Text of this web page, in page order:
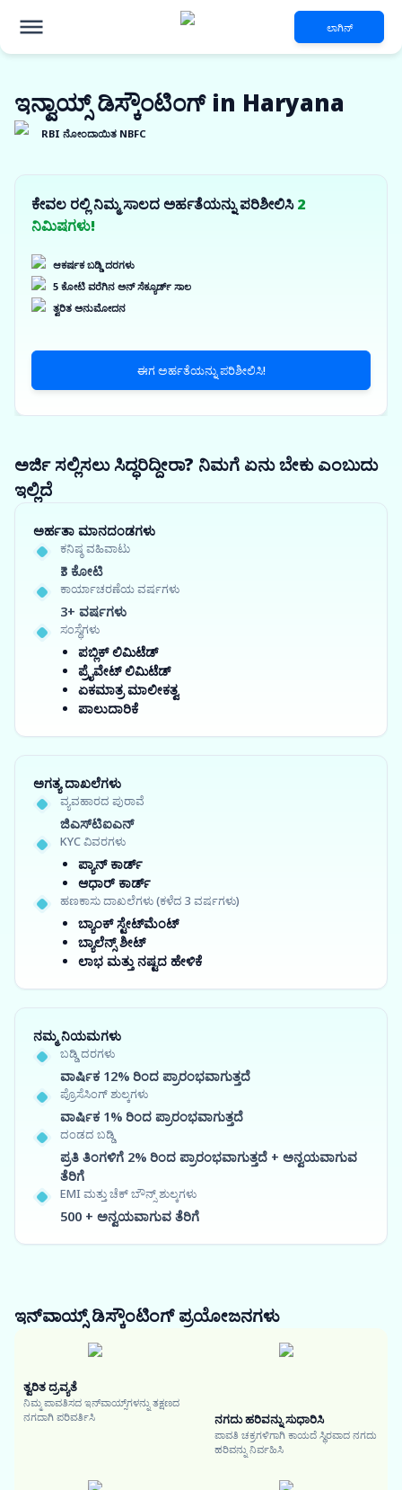
ಲಾಗಿನ್
ಇನ್ವಾಯ್ಸ್ ಡಿಸ್ಕೌಂಟಿಂಗ್ in Haryana
RBI ನೋಂದಾಯಿತ NBFC
ಕೇವಲ ರಲ್ಲಿ ನಿಮ್ಮ ಸಾಲದ ಅರ್ಹತೆಯನ್ನು ಪರಿಶೀಲಿಸಿ2
ನಿಮಿಷಗಳು!
ಆಕರ್ಷಕ ಬಡ್ಡಿ ದರಗಳು
5 ಕೋಟಿ ವರೆಗಿನ ಅನ್ ಸೆಕ್ಯೂರ್ಡ್ ಸಾಲ
ತ್ವರಿತ ಅನುಮೋದನ
ಈಗ ಅರ್ಹತೆಯನ್ನು ಪರಿಶೀಲಿಸಿ!
ಅರ್ಜಿ ಸಲ್ಲಿಸಲು ಸಿದ್ಧರಿದ್ದೀರಾ? ನಿಮಗೆ ಏನು ಬೇಕು ಎಂಬುದು
ಇಲ್ಲಿದೆ
ಅರ್ಹತಾ ಮಾನದಂಡಗಳು
ಕನಿಷ್ಠ ವಹಿವಾಟು
₹3 ಕೋಟಿ
ಕಾರ್ಯಾಚರಣೆಯ ವರ್ಷಗಳು
3+ ವರ್ಷಗಳು
ಸಂಸ್ಥೆಗಳು
ಪಬ್ಲಿಕ್ ಲಿಮಿಟೆಡ್
ಪ್ರೈವೇಟ್ ಲಿಮಿಟೆಡ್
ಏಕಮಾತ್ರ ಮಾಲೀಕತ್ವ
ಪಾಲುದಾರಿಕೆ
ಅಗತ್ಯ ದಾಖಲೆಗಳು
ವ್ಯವಹಾರದ ಪುರಾವೆ
ಜಿಎಸ್‍ಟಿಐಎನ್
KYC ವಿವರಗಳು
ಪ್ಯಾನ್ ಕಾರ್ಡ್
ಆಧಾರ್ ಕಾರ್ಡ್
ಹಣಕಾಸು ದಾಖಲೆಗಳು (ಕಳೆದ 3 ವರ್ಷಗಳು)
ಬ್ಯಾಂಕ್ ಸ್ಟೇಟ್‌ಮೆಂಟ್
ಬ್ಯಾಲೆನ್ಸ್ ಶೀಟ್
ಲಾಭ ಮತ್ತು ನಷ್ಟದ ಹೇಳಿಕೆ
ನಮ್ಮ ನಿಯಮಗಳು
ಬಡ್ಡಿ ದರಗಳು
ವಾರ್ಷಿಕ 12% ರಿಂದ ಪ್ರಾರಂಭವಾಗುತ್ತದೆ
ಪ್ರೊಸೆಸಿಂಗ್ ಶುಲ್ಕಗಳು
ವಾರ್ಷಿಕ 1% ರಿಂದ ಪ್ರಾರಂಭವಾಗುತ್ತದೆ
ದಂಡದ ಬಡ್ಡಿ
ಪ್ರತಿ ತಿಂಗಳಿಗೆ 2% ರಿಂದ ಪ್ರಾರಂಭವಾಗುತ್ತದೆ + ಅನ್ವಯವಾಗುವ
ತೆರಿಗೆ
EMI ಮತ್ತು ಚೆಕ್ ಬೌನ್ಸ್ ಶುಲ್ಕಗಳು
500 + ಅನ್ವಯವಾಗುವ ತೆರಿಗೆ
ಇನ್‌ವಾಯ್ಸ್ ಡಿಸ್ಕೌಂಟಿಂಗ್ಪ್ರಯೋಜನಗಳು
ತ್ವರಿತ ದ್ರವ್ಯತೆ
ನಿಮ್ಮ ಪಾವತಿಸದ ಇನ್‌ವಾಯ್ಸ್‌ಗಳನ್ನು ತಕ್ಷಣದ
ನಗದಾಗಿ ಪರಿವರ್ತಿಸಿ
ನಗದು ಹರಿವನ್ನು ಸುಧಾರಿಸಿ
ಪಾವತಿ ಚಕ್ರಗಳಿಗಾಗಿ ಕಾಯದೆ ಸ್ಥಿರವಾದ ನಗದು
ಹರಿವನ್ನು ನಿರ್ವಹಿಸಿ